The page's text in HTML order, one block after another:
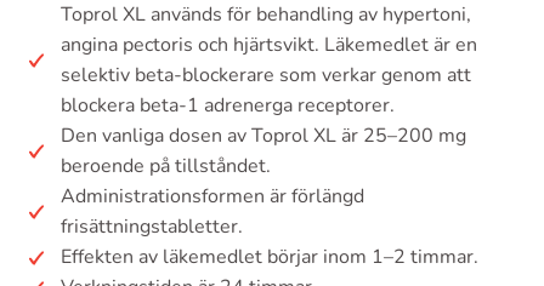
Toprol XL används för behandling av hypertoni,
angina pectoris och hjärtsvikt. Läkemedlet är en
selektiv beta-blockerare som verkar genom att
blockera beta-1 adrenerga receptorer.
Den vanliga dosen av Toprol XL är 25–200 mg
beroende på tillståndet.
Administrationsformen är förlängd
frisättningstabletter.
Effekten av läkemedlet börjar inom 1–2 timmar.